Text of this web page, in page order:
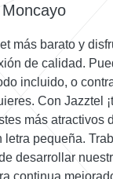
más barato y
de calidad.
incluido, o
Con Jazztel
más atractivos
letra pequeña.
desarrollar
continua